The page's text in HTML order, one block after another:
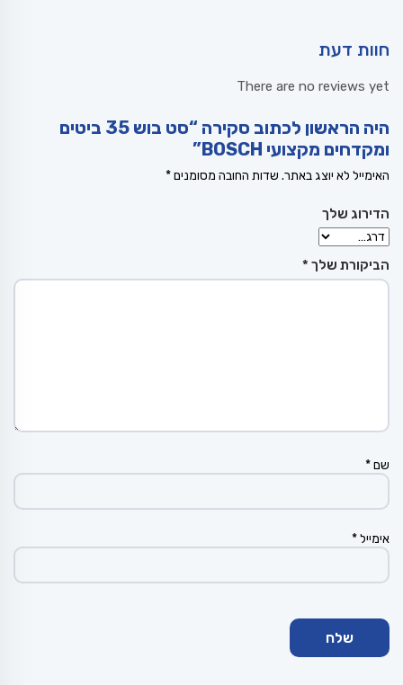
חוות דעת
There are no reviews yet
היה הראשון לכתוב סקירה “סט בוש 35 ביטים
ומקדחים מקצועי BOSCH”
האימייל לא יוצג באתר. שדות החובה מסומנים*
הדירוג שלך
הביקורת שלך *
שם*
אימייל*